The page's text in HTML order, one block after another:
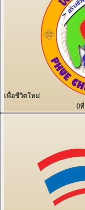
เพื่อชีวิตใหม่
0